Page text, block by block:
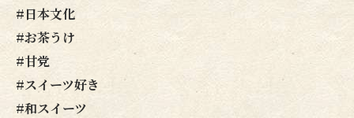
#日本文化
#お茶うけ
#甘党
#スイーツ好き
#和スイーツ